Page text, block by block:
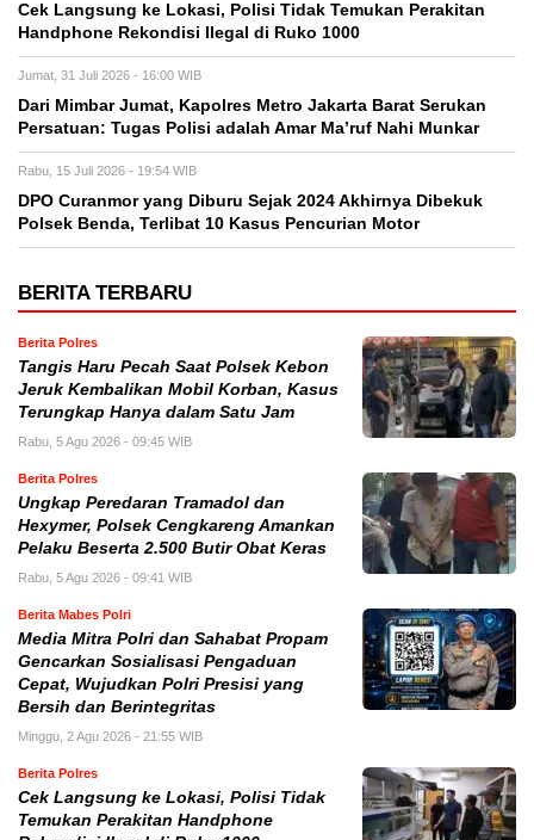
Cek Langsung ke Lokasi, Polisi Tidak Temukan Perakitan
Handphone Rekondisi Ilegal di Ruko 1000
Jumat, 31 Juli 2026 - 16:00 WIB
Dari Mimbar Jumat, Kapolres Metro Jakarta Barat Serukan
Persatuan: Tugas Polisi adalah Amar Ma’ruf Nahi Munkar
Rabu, 15 Juli 2026 - 19:54 WIB
DPO Curanmor yang Diburu Sejak 2024 Akhirnya Dibekuk
Polsek Benda, Terlibat 10 Kasus Pencurian Motor
BERITA TERBARU
Berita Polres
Tangis Haru Pecah Saat Polsek Kebon
Jeruk Kembalikan Mobil Korban, Kasus
Terungkap Hanya dalam Satu Jam
Rabu, 5 Agu 2026 - 09:45 WIB
Berita Polres
Ungkap Peredaran Tramadol dan
Hexymer, Polsek Cengkareng Amankan
Pelaku Beserta 2.500 Butir Obat Keras
Rabu, 5 Agu 2026 - 09:41 WIB
Berita Mabes Polri
Media Mitra Polri dan Sahabat Propam
Gencarkan Sosialisasi Pengaduan
Cepat, Wujudkan Polri Presisi yang
Bersih dan Berintegritas
Minggu, 2 Agu 2026 - 21:55 WIB
Berita Polres
Cek Langsung ke Lokasi, Polisi Tidak
Temukan Perakitan Handphone